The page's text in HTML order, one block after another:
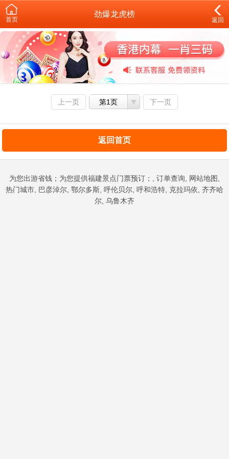
首页
劲爆龙虎榜
返回
上一页 第1页 下一页
返回首页
为您出游省钱；为您提供福建景点门票预订；, 订单查询, 网站地图,
热门城市, 巴彦淖尔, 鄂尔多斯, 呼伦贝尔, 呼和浩特, 克拉玛依, 齐齐哈
尔, 乌鲁木齐